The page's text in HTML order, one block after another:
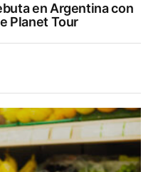
en Argentina con
Planet Tour